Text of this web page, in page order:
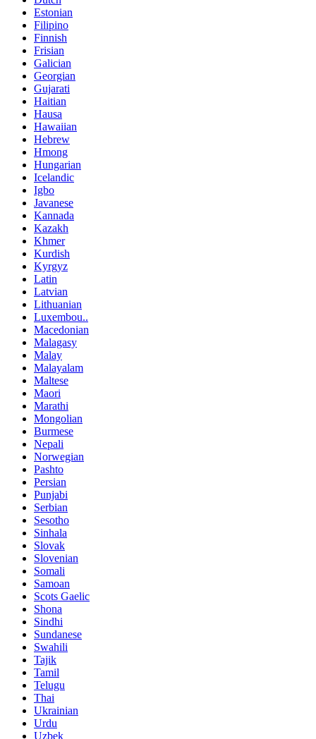
Estonian
Filipino
Finnish
Frisian
Galician
Georgian
Gujarati
Haitian
Hausa
Hawaiian
Hebrew
Hmong
Hungarian
Icelandic
Igbo
Javanese
Kannada
Kazakh
Khmer
Kurdish
Kyrgyz
Latin
Latvian
Lithuanian
Luxembou..
Macedonian
Malagasy
Malay
Malayalam
Maltese
Maori
Marathi
Mongolian
Burmese
Nepali
Norwegian
Pashto
Persian
Punjabi
Serbian
Sesotho
Sinhala
Slovak
Slovenian
Somali
Samoan
Scots Gaelic
Shona
Sindhi
Sundanese
Swahili
Tajik
Tamil
Telugu
Thai
Ukrainian
Urdu
Uzbek